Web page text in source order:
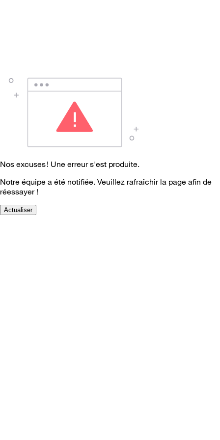
Nos excuses ! Une erreur s'est produite.
Notre équipe a été notifiée. Veuillez rafraîchir la page afin de
réessayer !
Actualiser